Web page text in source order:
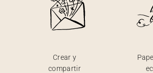
Crear y
compartir